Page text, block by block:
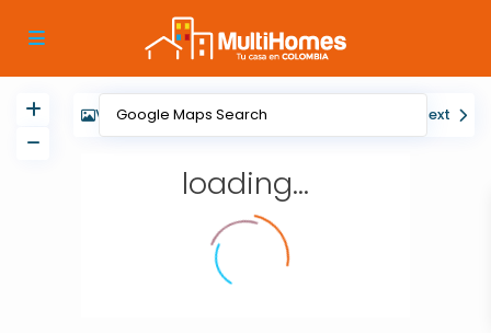
loading...
View My Location Next